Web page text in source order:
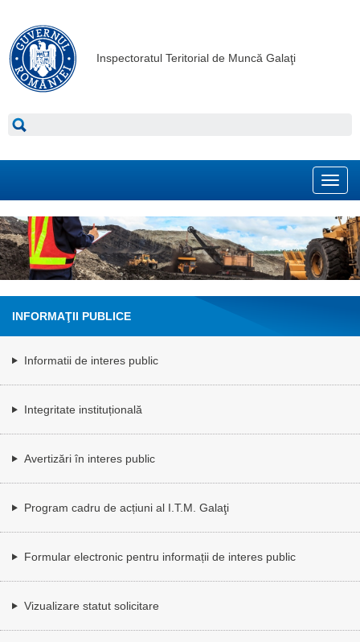
Inspectoratul Teritorial de Muncă Galaţi
INFORMAŢII PUBLICE
Informatii de interes public
Integritate instituțională
Avertizări în interes public
Program cadru de acțiuni al I.T.M. Galaţi
Formular electronic pentru informații de interes public
Vizualizare statut solicitare